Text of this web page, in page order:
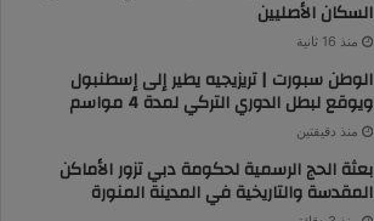
السكان الأصليين
منذ 16 ثانية
الوطن سبورت | تريزيجيه يطير إلى إسطنبول
ويوقع لبطل الدوري التركي لمدة 4 مواسم
منذ دقيقتين
بعثة الحج الرسمية لحكومة دبي تزور الأماكن
المقدسة والتاريخية في المدينة المنورة